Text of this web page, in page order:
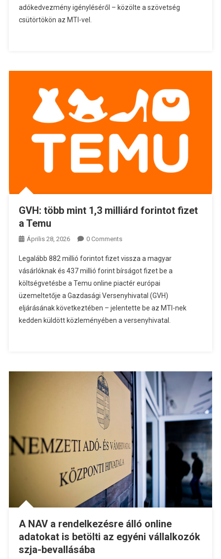
adókedvezmény igényléséről – közölte a szövetség
csütörtökön az MTI-vel.
GVH: több mint 1,3 milliárd forintot fizet
a Temu
Április 28, 2026 0 Comments
Legalább 882 millió forintot fizet vissza a magyar
vásárlóknak és 437 millió forint bírságot fizet be a
költségvetésbe a Temu online piactér európai
üzemeltetője a Gazdasági Versenyhivatal (GVH)
eljárásának következtében – jelentette be az MTI-nek
kedden küldött közleményében a versenyhivatal.
A NAV a rendelkezésre álló online
adatokat is betölti az egyéni vállalkozók
szja-bevallásába